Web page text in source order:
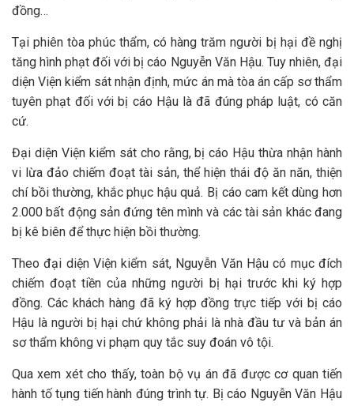
đồng…
Tại phiên tòa phúc thẩm, có hàng trăm người bị hại đề nghị
tăng hình phạt đối với bị cáo Nguyễn Văn Hậu. Tuy nhiên, đại
diện Viện kiểm sát nhận định, mức án mà tòa án cấp sơ thẩm
tuyên phạt đối với bị cáo Hậu là đã đúng pháp luật, có căn
cứ.
Đại diện Viện kiểm sát cho rằng, bị cáo Hậu thừa nhận hành
vi lừa đảo chiếm đoạt tài sản, thể hiện thái độ ăn năn, thiện
chí bồi thường, khắc phục hậu quả. Bị cáo cam kết dùng hơn
2.000 bất động sản đứng tên mình và các tài sản khác đang
bị kê biên để thực hiện bồi thường.
Theo đại diện Viện kiểm sát, Nguyễn Văn Hậu có mục đích
chiếm đoạt tiền của những người bị hại trước khi ký hợp
đồng. Các khách hàng đã ký hợp đồng trực tiếp với bị cáo
Hậu là người bị hại chứ không phải là nhà đầu tư và bản án
sơ thẩm không vi phạm quy tắc suy đoán vô tội.
Qua xem xét cho thấy, toàn bộ vụ án đã được cơ quan tiến
hành tố tụng tiến hành đúng trình tự. Bị cáo Nguyễn Văn Hậu